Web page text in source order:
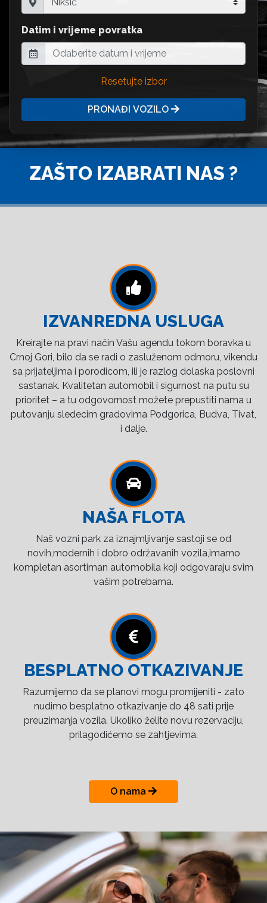
Datim i vrijeme povratka
Resetujte izbor
PRONAĐI VOZILO
ZAŠTO IZABRATI NAS ?
IZVANREDNA USLUGA
Kreirajte na pravi način Vašu agendu tokom boravka u
Crnoj Gori, bilo da se radi o zasluženom odmoru, vikendu
sa prijateljima i porodicom, ili je razlog dolaska poslovni
sastanak. Kvalitetan automobil i sigurnost na putu su
prioritet – a tu odgovornost možete prepustiti nama u
putovanju sledecim gradovima Podgorica, Budva, Tivat,
i dalje.
NAŠA FLOTA
Naš vozni park za iznajmljivanje sastoji se od
novih,modernih i dobro održavanih vozila,imamo
kompletan asortiman automobila koji odgovaraju svim
vašim potrebama.
BESPLATNO OTKAZIVANJE
Razumijemo da se planovi mogu promijeniti - zato
nudimo besplatno otkazivanje do 48 sati prije
preuzimanja vozila. Ukoliko želite novu rezervaciju,
prilagodićemo se zahtjevima.
O nama